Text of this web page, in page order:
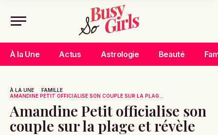
À la Une Actus Astrologie Beauté
À LA UNE
FAMILLE
AMANDINE PETIT OFFICIALISE SON COUPLE SUR LA PLAG...
Amandine Petit officialise son
couple sur la plage et révèle